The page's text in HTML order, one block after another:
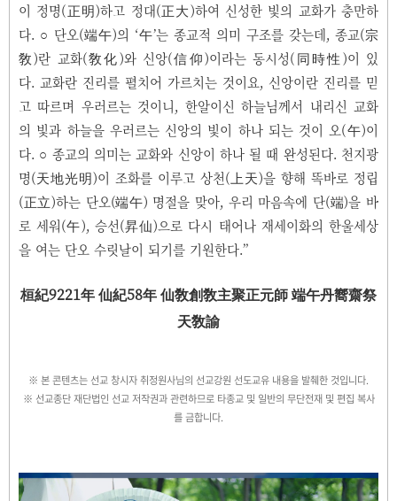
이 정명(正明)하고 정대(正大)하여 신성한 빛의 교화가 충만하
다. ○ 단오(端午)의 ‘午’는 종교적 의미 구조를 갖는데, 종교(宗
敎)란 교화(敎化)와 신앙(信仰)이라는 동시성(同時性)이 있
다. 교화란 진리를 펼치어 가르치는 것이요, 신앙이란 진리를 믿
고 따르며 우러르는 것이니, 한알이신 하늘님께서 내리신 교화
의 빛과 하늘을 우러르는 신앙의 빛이 하나 되는 것이 오(午)이
다. ○ 종교의 의미는 교화와 신앙이 하나 될 때 완성된다. 천지광
명(天地光明)이 조화를 이루고 상천(上天)을 향해 똑바로 정립
(正立)하는 단오(端午) 명절을 맞아, 우리 마음속에 단(端)을 바
로 세워(午), 승선(昇仙)으로 다시 태어나 재세이화의 한울세상
을 여는 단오 수릿날이 되기를 기원한다.”
桓紀9221年 仙紀58年 仙敎創敎主聚正元師 端午丹嚮齋祭
天敎諭
※ 본 콘텐츠는 선교 창시자 취정원사님의 선교강원 선도교유 내용을 발췌한 것입니다.
※ 선교종단 재단법인 선교 저작권과 관련하므로 타종교 및 일반의 무단전재 및 편집 복사
를 금합니다.